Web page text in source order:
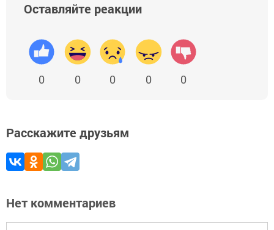
Оставляйте реакции
0 0 0 0 0
Расскажите друзьям
Нет комментариев